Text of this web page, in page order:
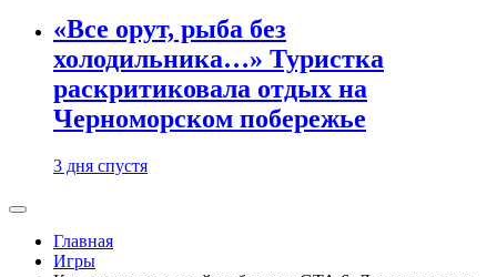
«Все орут, рыба без
холодильника…» Туристка
раскритиковала отдых на
Черноморском побережье
3 дня спустя
Главная
Игры